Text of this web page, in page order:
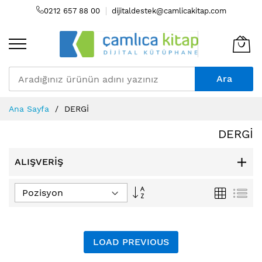
0212 657 88 00 dijitaldestek@camlicakitap.com
Ara
to
Ana Sayfa DERGİ
DERGİ
ALIŞVERIŞ
Büyükten
Izgara
LOAD PREVIOUS